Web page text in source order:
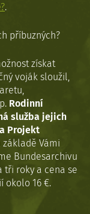
.
příbuzných?
získat
voják sloužil,
Rodinní
služba jejich
Projekt
základě Vámi
Bundesarchivu
tři roky a cena se
okolo 16 €.